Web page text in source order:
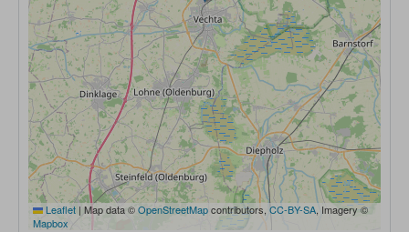
Leaflet | Map data ©OpenStreetMapcontributors, CC-BY-SA , Imagery ©
Mapbox